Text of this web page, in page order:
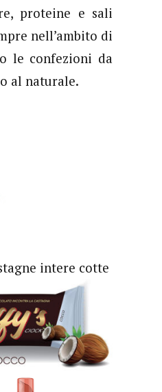
proteine e sali
nell’ambito di
le confezioni da
al naturale.
intere cotte